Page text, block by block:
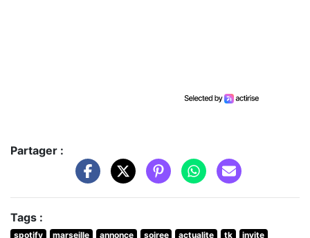
Partager :
Tags :
spotify marseille annonce soiree actualite tk
invite